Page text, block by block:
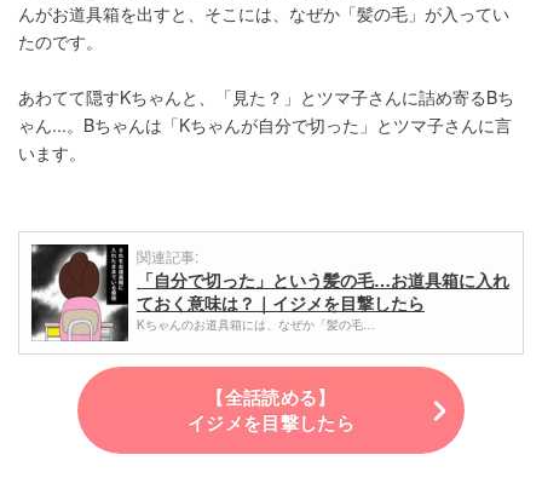
んがお道具箱を出すと、そこには、なぜか「髪の毛」が入ってい
たのです。
あわてて隠すKちゃんと、「見た？」とツマ子さんに詰め寄るBち
ゃん...。Bちゃんは「Kちゃんが自分で切った」とツマ子さんに言
います。
関連記事:
「自分で切った」という髪の毛…お道具箱に入れ
ておく意味は？｜イジメを目撃したら
Kちゃんのお道具箱には、なぜか「髪の毛…
【全話読める】
イジメを目撃したら